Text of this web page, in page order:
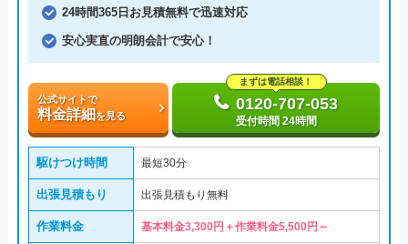
24時間365日お見積無料で迅速対応
安心実直の明朗会計で安心！
公式サイトで
料金詳細を見る
まずは電話相談！
0120-707-053
受付時間 24時間
駆けつけ時間 最短30分
出張見積もり 出張見積もり無料
作業料金 基本料金3,300円＋作業料金5,500円～